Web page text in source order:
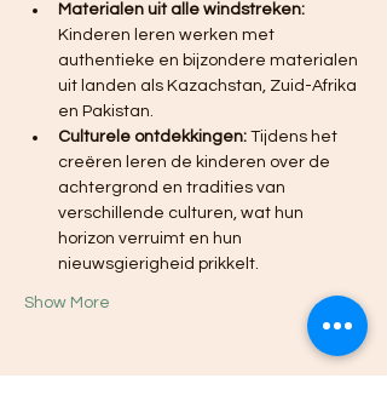
Materialen uit alle windstreken:
Kinderen leren werken met
authentieke en bijzondere materialen
uit landen als Kazachstan, Zuid-Afrika
en Pakistan.
Culturele ontdekkingen: Tijdens het
creëren leren de kinderen over de
achtergrond en tradities van
verschillende culturen, wat hun
horizon verruimt en hun
nieuwsgierigheid prikkelt.
Show More